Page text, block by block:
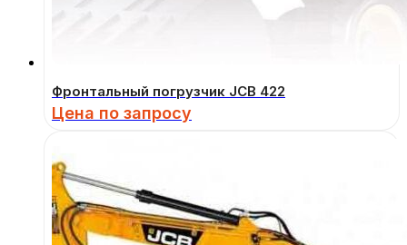
Фронтальный погрузчик JCB 422
Цена по запросу